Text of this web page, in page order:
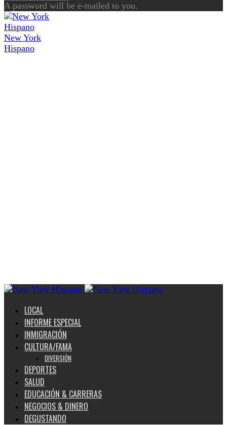
A password will be e-mailed to you.
New York
Hispano
LOCAL
INFORME ESPECIAL
INMIGRACIÓN
CULTURA/FAMA
DIVERSIÓN
DEPORTES
SALUD
EDUCACIÓN & CARRERAS
NEGOCIOS & DINERO
DEGUSTANDO